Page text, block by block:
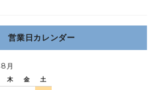
営業日カレンダー
月
木 金 土